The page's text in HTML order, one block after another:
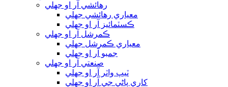
رهائشي آر او جھلي
معياري رهائشي جھلي
ڪسٽمائيز آر او جھلي
ڪمرشل آر او جھلي
معياري ڪمرشل جھلي
جمبو آر او جھلي
صنعتي آر او جھلي
ٽيپ واٽر آر او جھلي
کاري پاڻي جي آر او جھلي